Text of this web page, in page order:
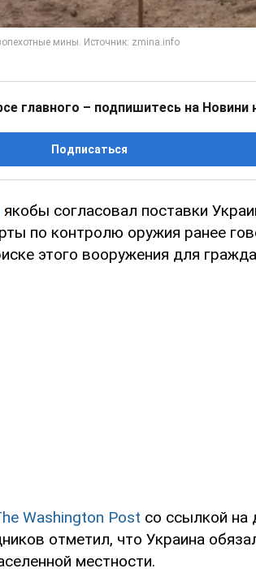
главного – подпишитесь на Новини
Подписаться
якобы согласовал поставки
по контролю оружия ранее
этого вооружения для
Washington Post со ссылкой на
отметил, что Украина
местности.